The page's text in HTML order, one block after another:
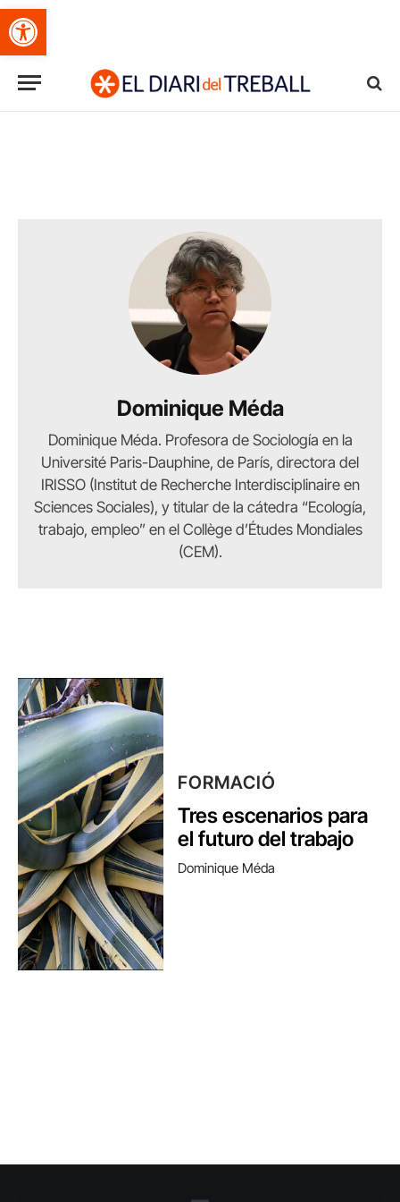
Obre la barra d'eines
Dominique Méda
Dominique Méda. Profesora de Sociología en la
Université Paris-Dauphine, de París, directora del
IRISSO (Institut de Recherche Interdisciplinaire en
Sciences Sociales), y titular de la cátedra “Ecología,
trabajo, empleo” en el Collège d’Études Mondiales
(CEM).
FORMACIÓ
Tres escenarios para
el futuro del trabajo
Dominique Méda